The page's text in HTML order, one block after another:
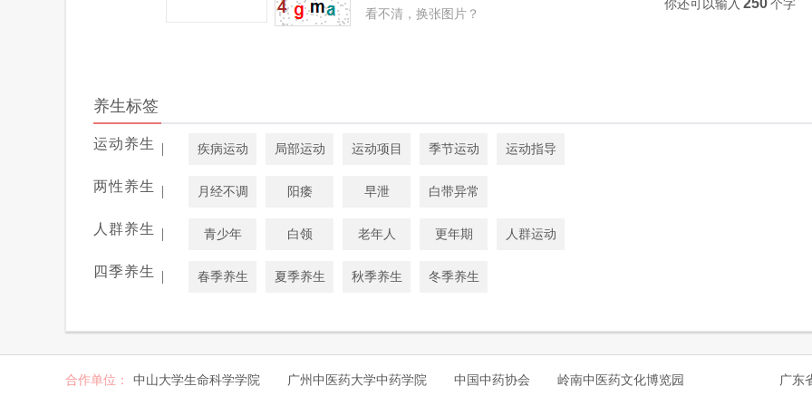
看不清，换张图片？
你还可以输入 250个字
养生标签
运动养生 | 疾病运动 局部运动 运动项目 季节运动 运动指导
两性养生 | 月经不调 阳痿 早泄 白带异常
人群养生 | 青少年 白领 老年人 更年期 人群运动
四季养生 | 春季养生 夏季养生 秋季养生 冬季养生
合作单位： 中山大学生命科学学院 广州中医药大学中药学院 中国中药协会 岭南中医药文化博览园 广东